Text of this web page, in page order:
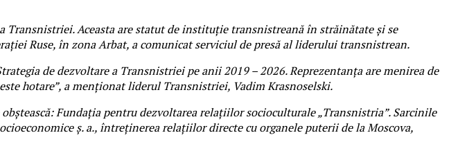
Transnistriei. Aceasta are statut de instituție transnistreană în străinătate și se
Ruse, în zona Arbat, a comunicat serviciul de presă al liderului transnistrean.
de dezvoltare a Transnistriei pe anii 2019 – 2026. Reprezentanța are menirea de
hotare”, a menționat liderul Transnistriei, Vadim Krasnoselski.
Fundația pentru dezvoltarea relațiilor socioculturale „Transnistria”. Sarcinile
ș. a., întreținerea relațiilor directe cu organele puterii de la Moscova,